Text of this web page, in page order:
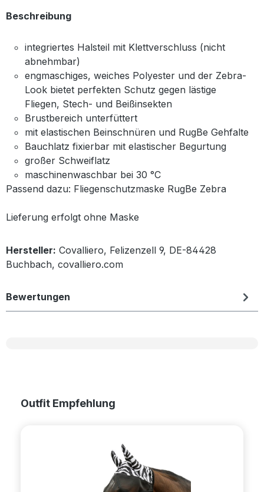
Beschreibung
integriertes Halsteil mit Klettverschluss (nicht
abnehmbar)
engmaschiges, weiches Polyester und der Zebra-
Look bietet perfekten Schutz gegen lästige
Fliegen, Stech- und Beißinsekten
Brustbereich unterfüttert
mit elastischen Beinschnüren und RugBe Gehfalte
Bauchlatz fixierbar mit elastischer Begurtung
großer Schweiflatz
maschinenwaschbar bei 30 °C
Passend dazu: Fliegenschutzmaske RugBe Zebra
Lieferung erfolgt ohne Maske
Hersteller: Covalliero, Felizenzell 9, DE-84428
Buchbach, covalliero.com
Bewertungen
Produktgalerie überspringen
Outfit Empfehlung